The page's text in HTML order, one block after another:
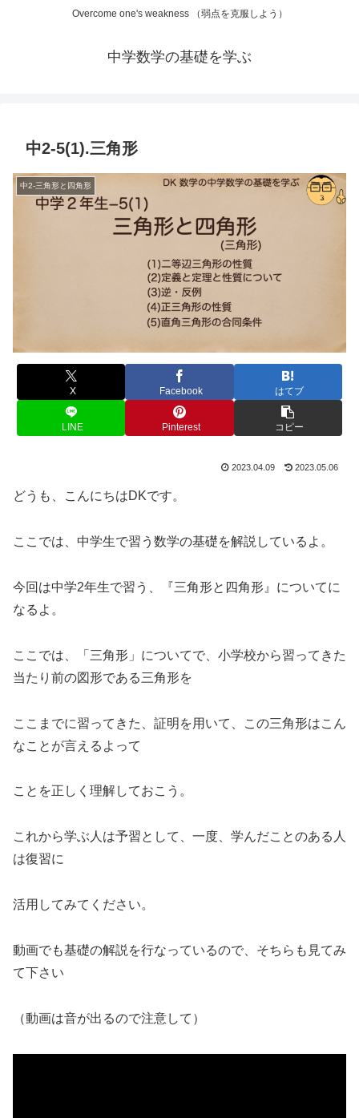
Overcome one's weakness （弱点を克服しよう）
中学数学の基礎を学ぶ
中2-5(1).三角形
中2-三角形と四角形
X Facebook はてブ
LINE Pinterest コピー
2023.04.09 2023.05.06
どうも、こんにちはDKです。
ここでは、中学生で習う数学の基礎を解説しているよ。
今回は中学2年生で習う、『三角形と四角形』についてに
なるよ。
ここでは、「三角形」についてで、小学校から習ってきた
当たり前の図形である三角形を
ここまでに習ってきた、証明を用いて、この三角形はこん
なことが言えるよって
ことを正しく理解しておこう。
これから学ぶ人は予習として、一度、学んだことのある人
は復習に
活用してみてください。
動画でも基礎の解説を行なっているので、そちらも見てみ
て下さい
（動画は音が出るので注意して）